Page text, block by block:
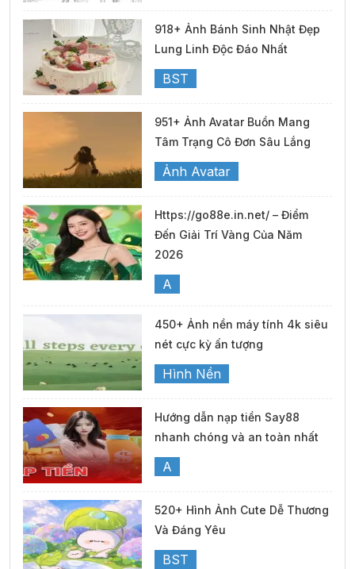
918+ Ảnh Bánh Sinh Nhật Đẹp
Lung Linh Độc Đáo Nhất
BST
951+ Ảnh Avatar Buồn Mang
Tâm Trạng Cô Đơn Sâu Lắng
Ảnh Avatar
Https://go88e.in.net/ – Điểm
Đến Giải Trí Vàng Của Năm
2026
A
450+ Ảnh nền máy tính 4k siêu
nét cực kỳ ấn tượng
Hình Nền
Hướng dẫn nạp tiền Say88
nhanh chóng và an toàn nhất
A
520+ Hình Ảnh Cute Dễ Thương
Và Đáng Yêu
BST